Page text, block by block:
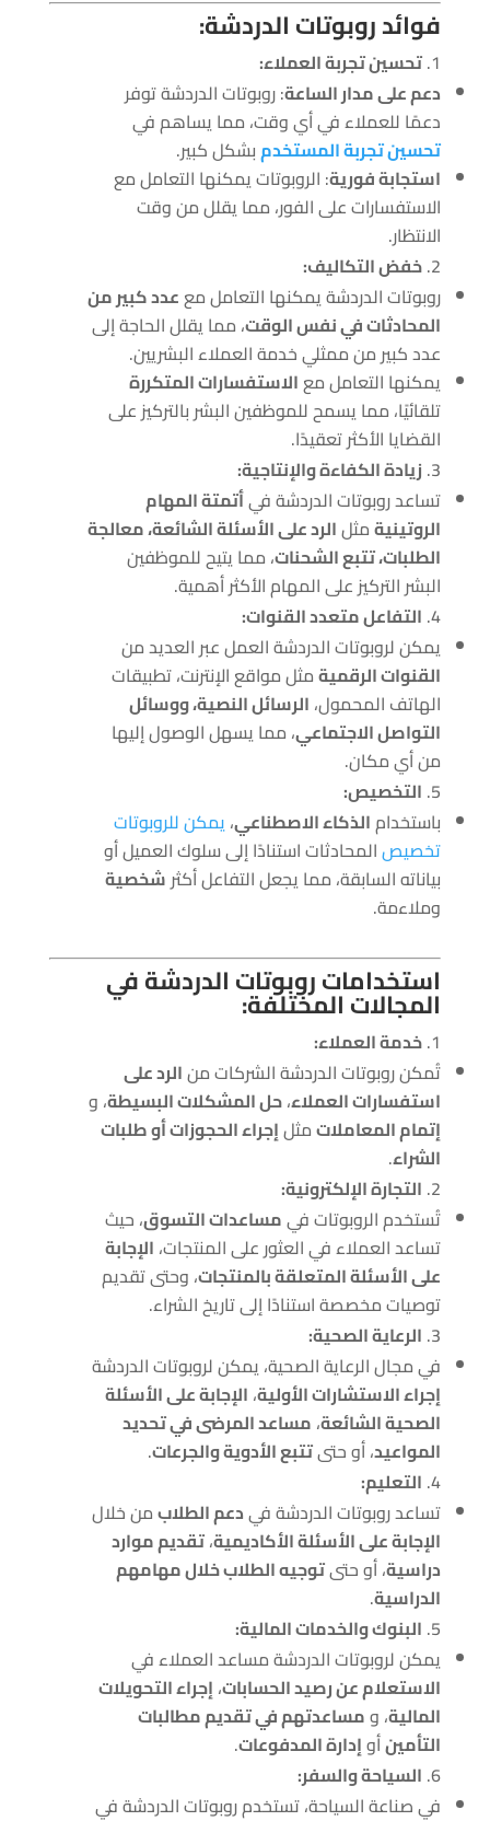
فوائد روبوتات الدردشة:
تحسين تجربة العملاء:
دعم على مدار الساعة: روبوتات الدردشة توفر
دعمًا للعملاء في أي وقت، مما يساهم في
تحسين تجربة المستخدمبشكل كبير.
استجابة فورية: الروبوتات يمكنها التعامل مع
الاستفسارات على الفور، مما يقلل من وقت
الانتظار.
خفض التكاليف:
روبوتات الدردشة يمكنها التعامل مععدد كبير من
المحادثات في نفس الوقت، مما يقلل الحاجة إلى
عدد كبير من ممثلي خدمة العملاء البشريين.
يمكنها التعامل معالاستفسارات المتكررة
تلقائيًا، مما يسمح للموظفين البشر بالتركيز على
القضايا الأكثر تعقيدًا.
زيادة الكفاءة والإنتاجية:
تساعد روبوتات الدردشة فيأتمتة المهام
الروتينيةمثلالرد على الأسئلة الشائعة، معالجة
الطلبات، تتبع الشحنات، مما يتيح للموظفين
البشر التركيز على المهام الأكثر أهمية.
التفاعل متعدد القنوات:
يمكن لروبوتات الدردشة العمل عبر العديد من
القنوات الرقميةمثل مواقع الإنترنت، تطبيقات
الهاتف المحمول، الرسائل النصية، ووسائل
التواصل الاجتماعي، مما يسهل الوصول إليها
من أي مكان.
التخصيص:
باستخدامالذكاء الاصطناعي،يمكن للروبوتات
تخصيصالمحادثات استنادًا إلى سلوك العميل أو
بياناته السابقة، مما يجعل التفاعل أكثر شخصية
وملاءمة.
استخدامات روبوتات الدردشة في
المجالات المختلفة:
خدمة العملاء:
تُمكن روبوتات الدردشة الشركات منالرد على
استفسارات العملاء،حل المشكلات البسيطة، و
إتمام المعاملاتمثلإجراء الحجوزات أو طلبات
الشراء.
التجارة الإلكترونية:
تُستخدم الروبوتات فيمساعدات التسوق، حيث
تساعد العملاء في العثور على المنتجات، الإجابة
على الأسئلة المتعلقة بالمنتجات، وحتى تقديم
توصيات مخصصة استنادًا إلى تاريخ الشراء.
الرعاية الصحية:
في مجال الرعاية الصحية، يمكن لروبوتات الدردشة
إجراء الاستشارات الأولية، الإجابة على الأسئلة
الصحية الشائعة، مساعد المرضى في تحديد
المواعيد، أو حتىتتبع الأدوية والجرعات.
التعليم:
تساعد روبوتات الدردشة فيدعم الطلابمن خلال
الإجابة على الأسئلة الأكاديمية،تقديم موارد
دراسية، أو حتىتوجيه الطلاب خلال مهامهم
الدراسية.
البنوك والخدمات المالية:
يمكن لروبوتات الدردشة مساعد العملاء في
الاستعلام عن رصيد الحسابات، إجراء التحويلات
المالية، ومساعدتهم في تقديم مطالبات
التأمينأوإدارة المدفوعات.
السياحة والسفر:
في صناعة السياحة، تستخدم روبوتات الدردشة في